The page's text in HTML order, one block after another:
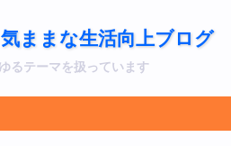
ままな生活向上ブログ
るテーマを扱っています